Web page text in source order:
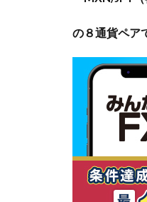
の８通貨ペア